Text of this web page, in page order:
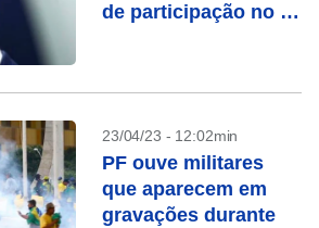
de participação no 8
23/04/23 - 12:02min
PF ouve militares
que aparecem em
gravações durante